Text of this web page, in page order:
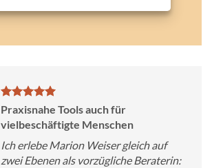
Praxisnahe Tools auch für
vielbeschäftigte Menschen
Ich erlebe Marion Weiser gleich auf
zwei Ebenen als vorzügliche Beraterin: